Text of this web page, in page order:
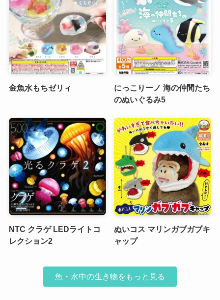
金魚水もちゼリィ
にっこりーノ 海の仲間たち
のぬいぐるみ5
NTC クラゲ LEDライトコ
レクション2
ぬいコス マリンガブガブキ
ャップ
魚・水中の生き物をもっと見る